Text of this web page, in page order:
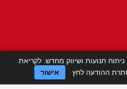
Click a Table
תנועות ושיווק מחדש. לקריאת
ההודעה לחץ אישור